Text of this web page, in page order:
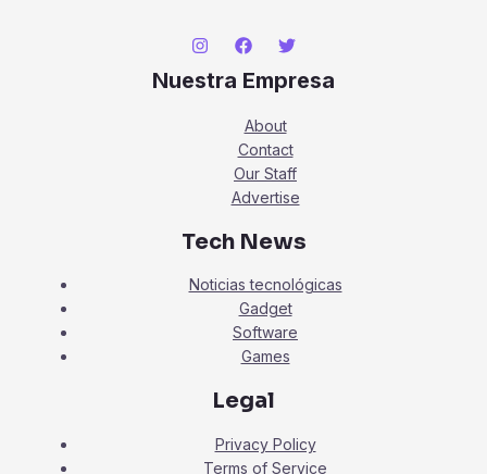
Nuestra Empresa
About
Contact
Our Staff
Advertise
Tech News
Noticias tecnológicas
Gadget
Software
Games
Legal
Privacy Policy
Terms of Service